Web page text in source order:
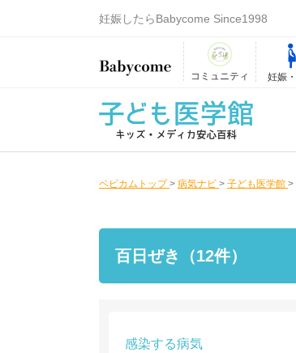
妊娠したらBabycome Since1998
コミュニティ 妊娠
ベビカムトップ > 病気ナビ > 子ども医学館 >
百日ぜき（12件）
感染する病気